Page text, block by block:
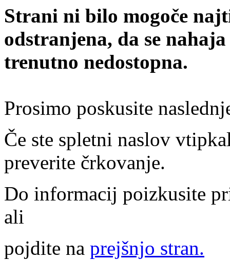
Strani ni bilo mogoče
odstranjena, da se
trenutno nedostopna.
Prosimo poskusite
Če ste spletni naslov
preverite črkovanje.
Do informacij poizkusite
ali
pojdite na prejšnjo stran.